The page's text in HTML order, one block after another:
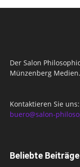
Der Salon
Münzenberg Medien.
Kontaktieren Sie uns:
buero@salon-
Beliebte Beiträge